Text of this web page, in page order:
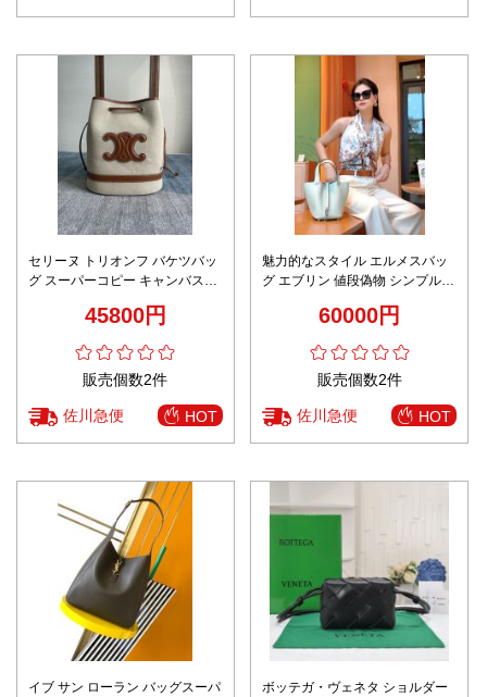
セリーヌ トリオンフ バケツバッ
グ スーパーコピー キャンバス×
45800円
販売個数2件
佐川急便 HOT
魅力的なスタイル エルメスバッ
グ エブリン 値段偽物 シンプル
60000円
販売個数2件
佐川急便 HOT
イブ サン ローラン バッグスーパ
ボッテガ・ヴェネタ ショルダー